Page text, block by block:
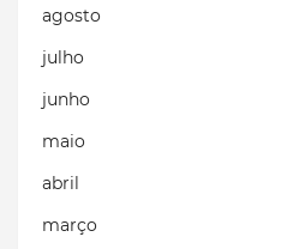
agosto
julho
junho
maio
abril
março